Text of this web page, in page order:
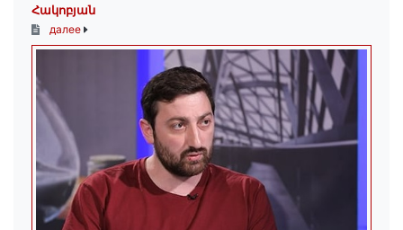
Հակոբյան
далее